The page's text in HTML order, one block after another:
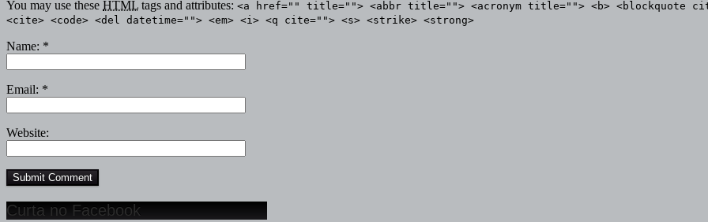
You may use these HTML tags and attributes: <a href="" title=""> <abbr title=""> <acronym title=""> <b> <blockquote
<cite> <code> <del datetime=""> <em> <i> <q cite=""> <s> <strike> <strong>
Name: *
Email: *
Website:
Curta no Facebook